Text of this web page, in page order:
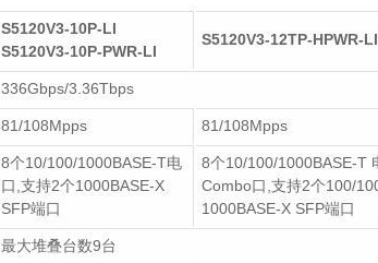
S5120V3-10P-LI
S5120V3-10P-PWR-LI
S5120V3-12TP-HPWR-LI
336Gbps/3.36Tbps
81/108Mpps 81/108Mpps
8个10/100/1000BASE-T电
口,支持2个1000BASE-X
SFP端口
8个10/100/1000BASE-T
Combo口,支持2个100/
1000BASE-X SFP端口
最大堆叠台数9台